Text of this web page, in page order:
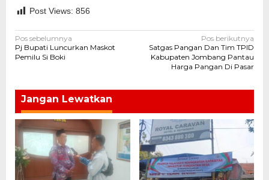
Post Views: 856
Navigasi
pos
Pos sebelumnya
Pj Bupati Luncurkan Maskot
Pemilu Si Boki
Pos berikutnya
Satgas Pangan Dan Tim TPID
Kabupaten Jombang Pantau
Harga Pangan Di Pasar
Jangan Lewatkan